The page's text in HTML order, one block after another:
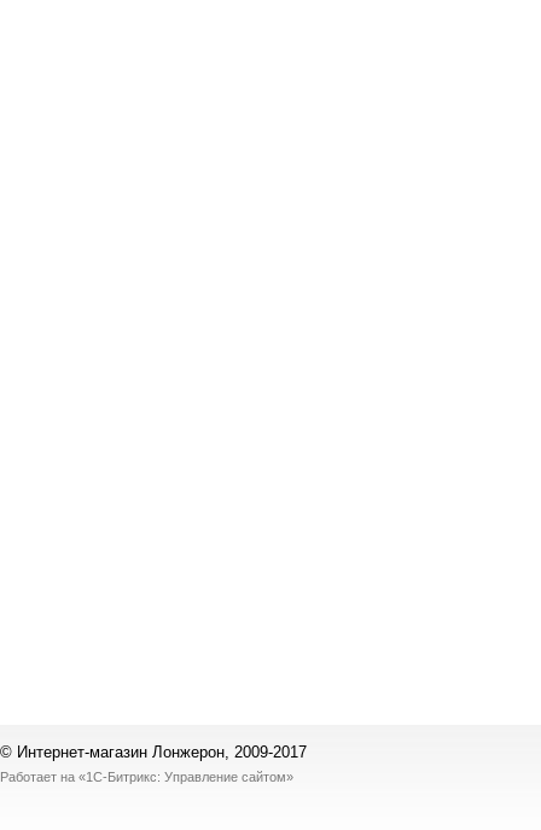
© Интернет-магазин Лонжерон, 2009-2017
Работает на «1С-Битрикс: Управление сайтом»